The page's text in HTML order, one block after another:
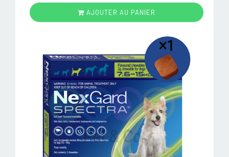
AJOUTER AU PANIER